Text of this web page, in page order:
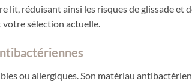
réduisant ainsi les risques de glissade et
sélection actuelle.
ou allergiques. Son matériau